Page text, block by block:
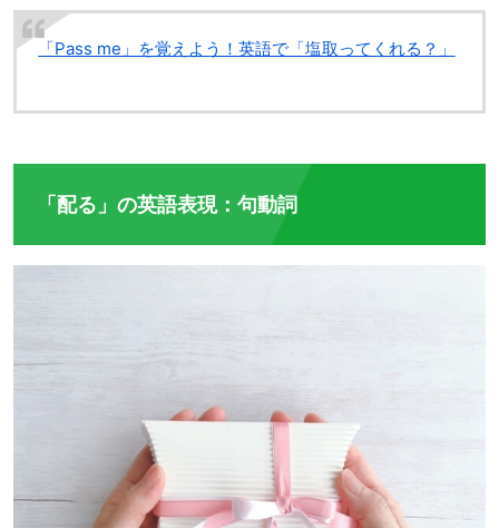
「Pass me」を覚えよう！英語で「塩取ってくれる？」
「配る」の英語表現：句動詞